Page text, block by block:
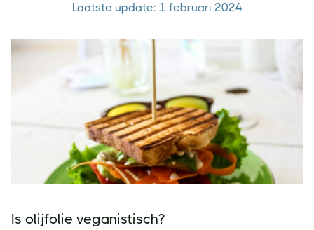
Laatste update: 1 februari 2024
Is olijfolie veganistisch?